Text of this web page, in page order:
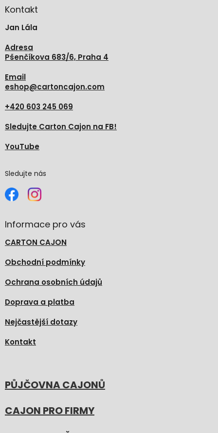
aKontakt
Jan Lála
Adresa
Pšenčíkova 683/6, Praha 4
Email
eshop@cartoncajon.com
+420 603 245 069
Sledujte Carton Cajon na FB!
YouTube
Sledujte nás
Informace pro vás
CARTON CAJON
Obchodní podmínky
Ochrana osobních údajů
Doprava a platba
Nejčastější dotazy
Kontakt
PŮJČOVNA CAJONŮ
CAJON PRO FIRMY